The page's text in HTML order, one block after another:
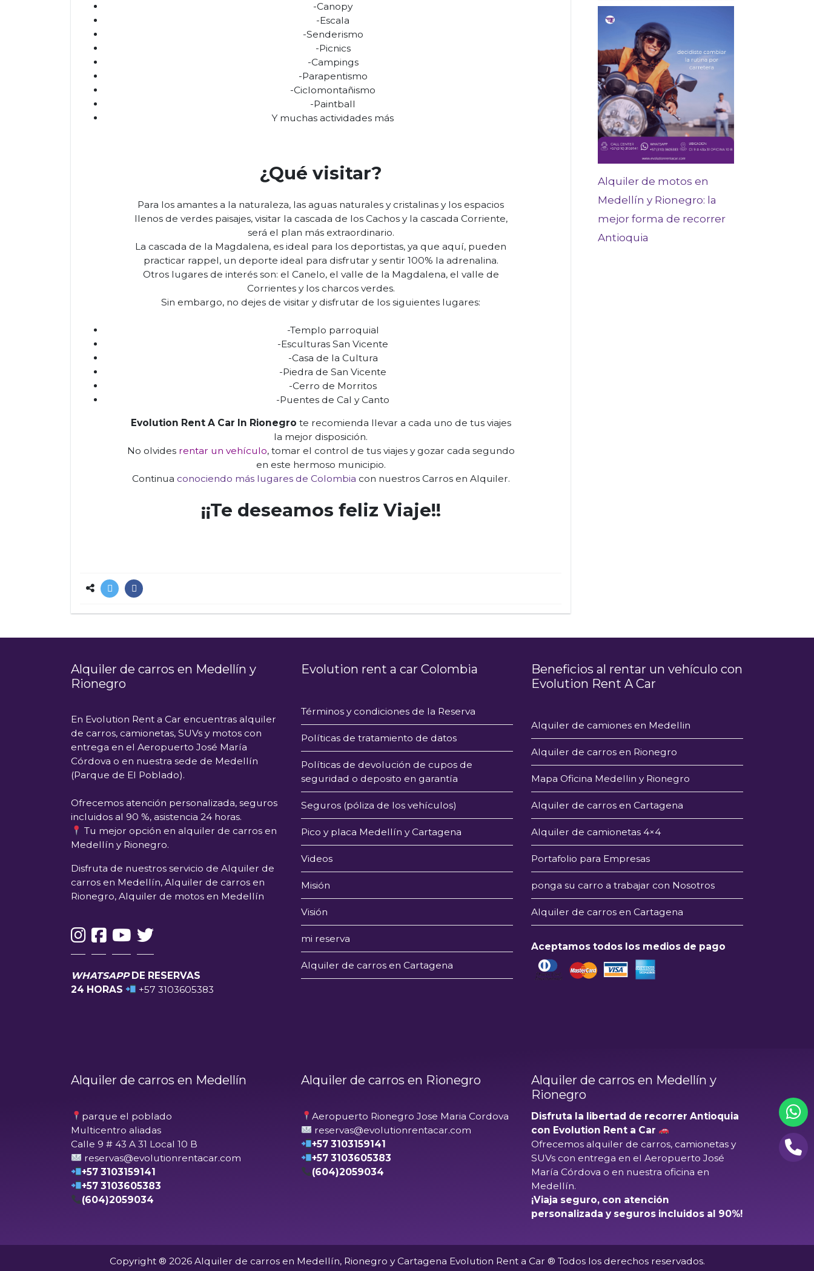
-Canopy
-Escala
-Senderismo
-Picnics
-Campings
-Parapentismo
-Ciclomontañismo
-Paintball
Y muchas actividades más
¿Qué visitar?
Para los amantes a la naturaleza, las aguas naturales y cristalinas y los espacios
llenos de verdes paisajes, visitar la cascada de los Cachos y la cascada Corriente,
será el plan más extraordinario.
La cascada de la Magdalena, es ideal para los deportistas, ya que aquí, pueden
practicar rappel, un deporte ideal para disfrutar y sentir 100% la adrenalina.
Otros lugares de interés son: el Canelo, el valle de la Magdalena, el valle de
Corrientes y los charcos verdes.
Sin embargo, no dejes de visitar y disfrutar de los siguientes lugares:
-Templo parroquial
-Esculturas San Vicente
-Casa de la Cultura
-Piedra de San Vicente
-Cerro de Morritos
-Puentes de Cal y Canto
Evolution Rent A Car In Rionegro te recomienda llevar a cada uno de tus viajes
la mejor disposición.
No olvides rentar un vehículo, tomar el control de tus viajes y gozar cada segundo
en este hermoso municipio.
Continua conociendo más lugares de Colombia con nuestros Carros en Alquiler.
¡¡Te deseamos feliz Viaje!!
Alquiler de motos en
Medellín y Rionegro: la
mejor forma de recorrer
Antioquia
Alquiler de carros en Medellín y
Rionegro
En Evolution Rent a Car encuentras alquiler
de carros, camionetas, SUVs y motos con
entrega en el Aeropuerto José María
Córdova o en nuestra sede de Medellín
(Parque de El Poblado).
Ofrecemos atención personalizada, seguros
incluidos al 90 %, asistencia 24 horas.
Tu mejor opción en alquiler de carros en
Medellín y Rionegro.
Disfruta de nuestros servicio de Alquiler de
carros en Medellín, Alquiler de carros en
Rionegro, Alquiler de motos en Medellín
WHATSAPPDE RESERVAS
24 HORAS
+57 3103605383
Evolution rent a car Colombia
Términos y condiciones de la Reserva
Políticas de tratamiento de datos
Políticas de devolución de cupos de
seguridad o deposito en garantía
Seguros (póliza de los vehículos)
Pico y placa Medellín y Cartagena
Videos
Misión
Visión
mi reserva
Alquiler de carros en Cartagena
Beneficios al rentar un vehículo con
Evolution Rent A Car
Alquiler de camiones en Medellin
Alquiler de carros en Rionegro
Mapa Oficina Medellin y Rionegro
Alquiler de carros en Cartagena
Alquiler de camionetas 4×4
Portafolio para Empresas
ponga su carro a trabajar con Nosotros
Alquiler de carros en Cartagena
Aceptamos todos los medios de pago
Alquiler de carros en Medellín
parque el poblado
Multicentro aliadas
Calle 9 # 43 A 31 Local 10 B
reservas@evolutionrentacar.com
+57 3103159141
+57 3103605383
(604)2059034
Alquiler de carros en Rionegro
Aeropuerto Rionegro Jose Maria Cordova
reservas@evolutionrentacar.com
+57 3103159141
+57 3103605383
(604)2059034
Alquiler de carros en Medellín y
Rionegro
Disfruta la libertad de recorrer Antioquia
con Evolution Rent a Car
Ofrecemos alquiler de carros, camionetas y
SUVs con entrega en el Aeropuerto José
María Córdova o en nuestra oficina en
Medellín.
¡Viaja seguro, con atención
personalizada y seguros incluidos al 90%!
Copyright ® 2026 Alquiler de carros en Medellín, Rionegro y Cartagena Evolution Rent a Car ® Todos los derechos reservados.